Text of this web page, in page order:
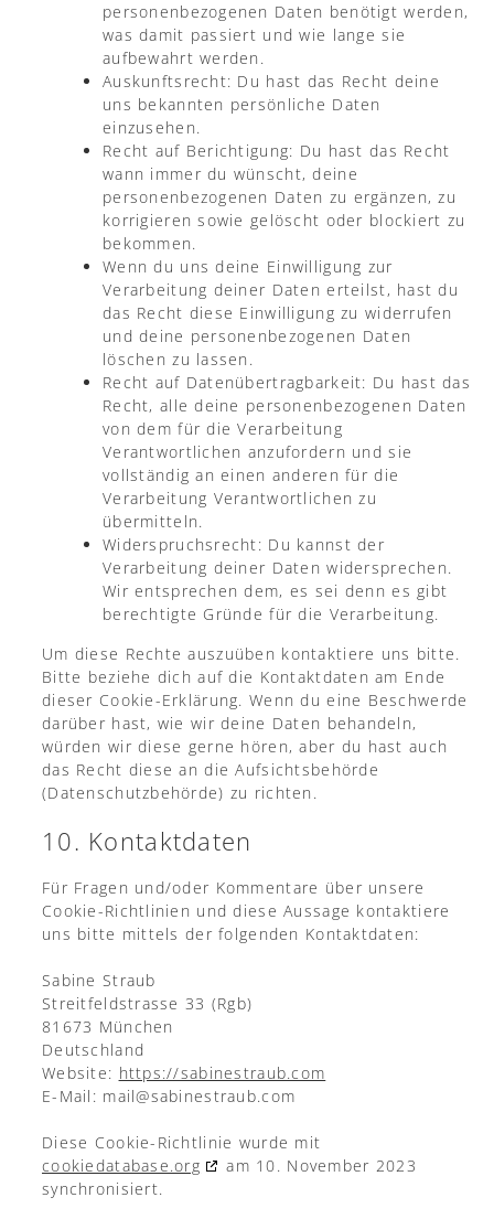
personenbezogenen Daten benötigt werden,
was damit passiert und wie lange sie
aufbewahrt werden.
Auskunftsrecht: Du hast das Recht deine
uns bekannten persönliche Daten
einzusehen.
Recht auf Berichtigung: Du hast das Recht
wann immer du wünscht, deine
personenbezogenen Daten zu ergänzen, zu
korrigieren sowie gelöscht oder blockiert zu
bekommen.
Wenn du uns deine Einwilligung zur
Verarbeitung deiner Daten erteilst, hast du
das Recht diese Einwilligung zu widerrufen
und deine personenbezogenen Daten
löschen zu lassen.
Recht auf Datenübertragbarkeit: Du hast das
Recht, alle deine personenbezogenen Daten
von dem für die Verarbeitung
Verantwortlichen anzufordern und sie
vollständig an einen anderen für die
Verarbeitung Verantwortlichen zu
übermitteln.
Widerspruchsrecht: Du kannst der
Verarbeitung deiner Daten widersprechen.
Wir entsprechen dem, es sei denn es gibt
berechtigte Gründe für die Verarbeitung.
Um diese Rechte auszuüben kontaktiere uns bitte.
Bitte beziehe dich auf die Kontaktdaten am Ende
dieser Cookie-Erklärung. Wenn du eine Beschwerde
darüber hast, wie wir deine Daten behandeln,
würden wir diese gerne hören, aber du hast auch
das Recht diese an die Aufsichtsbehörde
(Datenschutzbehörde) zu richten.
10. Kontaktdaten
Für Fragen und/oder Kommentare über unsere
Cookie-Richtlinien und diese Aussage kontaktiere
uns bitte mittels der folgenden Kontaktdaten:
Sabine Straub
Streitfeldstrasse 33 (Rgb)
81673 München
Deutschland
Website: https://sabinestraub.com
E-Mail: mail@sabinestraub.com
Diese Cookie-Richtlinie wurde mit
cookiedatabase.org
am 10. November 2023
synchronisiert.